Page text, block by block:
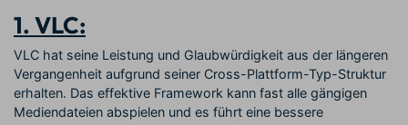
1. VLC:
VLC hat seine Leistung und Glaubwürdigkeit aus der längeren
Vergangenheit aufgrund seiner Cross-Plattform-Typ-Struktur
erhalten. Das effektive Framework kann fast alle gängigen
Mediendateien abspielen und es führt eine bessere